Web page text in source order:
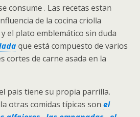
consume . Las recetas estan
de la cocina criolla
el plato emblemático sin duda
que está compuesto de varios
cortes de carne asada en la
pais tiene su propia parrilla.
otras comidas típicas son el